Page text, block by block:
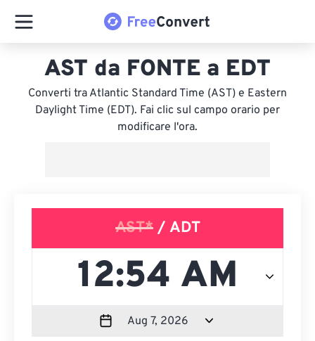
AST da FONTE a EDT
Converti tra Atlantic Standard Time (AST) e Eastern
Daylight Time (EDT). Fai clic sul campo orario per
modificare l'ora.
AST*/ ADT